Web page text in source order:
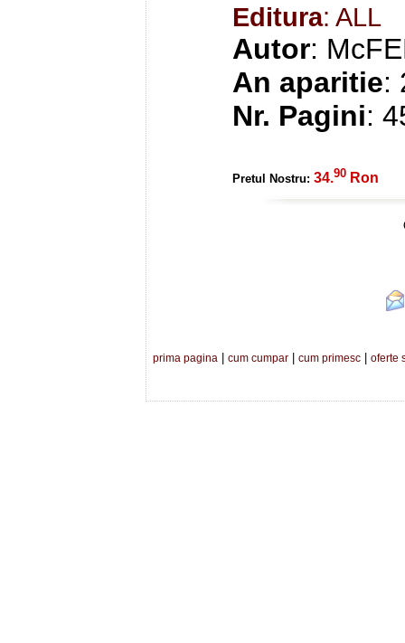
Editura: ALL
Autor:
An aparitie:
Nr. Pagini:
Pretul Nostru: 34.90 Ron
prima pagina cum cumpar cum primesc oferte